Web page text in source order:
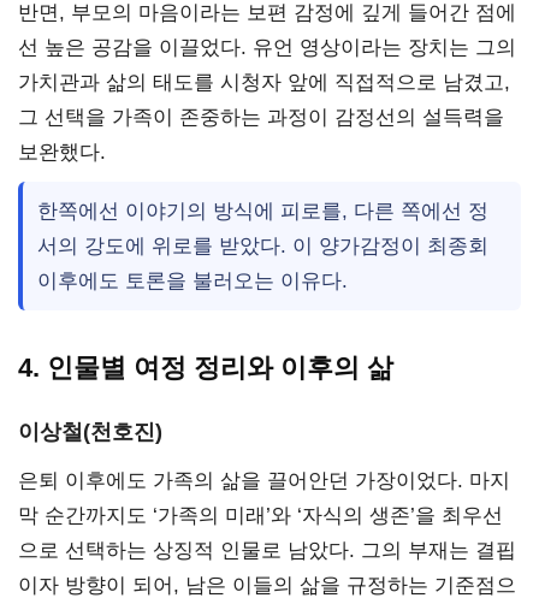
반면, 부모의 마음이라는 보편 감정에 깊게 들어간 점에
선 높은 공감을 이끌었다. 유언 영상이라는 장치는 그의
가치관과 삶의 태도를 시청자 앞에 직접적으로 남겼고,
그 선택을 가족이 존중하는 과정이 감정선의 설득력을
보완했다.
한쪽에선 이야기의 방식에 피로를, 다른 쪽에선 정
서의 강도에 위로를 받았다. 이 양가감정이 최종회
이후에도 토론을 불러오는 이유다.
4. 인물별 여정 정리와 이후의 삶
이상철(천호진)
은퇴 이후에도 가족의 삶을 끌어안던 가장이었다. 마지
막 순간까지도 ‘가족의 미래’와 ‘자식의 생존’을 최우선
으로 선택하는 상징적 인물로 남았다. 그의 부재는 결핍
이자 방향이 되어, 남은 이들의 삶을 규정하는 기준점으